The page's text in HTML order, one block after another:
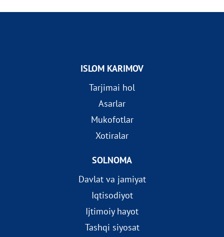
ISLOM KARIMOV
Tarjimai hol
Asarlar
Mukofotlar
Xotiralar
SOLNOMA
Davlat va jamiyat
Iqtisodiyot
Ijtimoiy hayot
Tashqi siyosat